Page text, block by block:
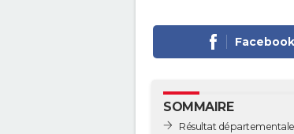
Facebook
SOMMAIRE
Résultat départementale